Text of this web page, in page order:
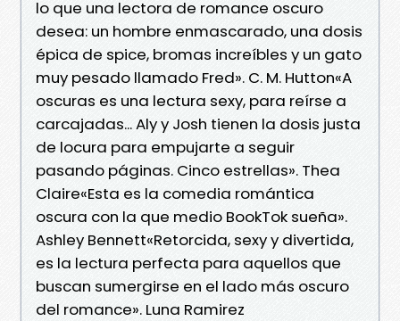
lo que una lectora de romance oscuro
desea: un hombre enmascarado, una dosis
épica de spice, bromas increíbles y un gato
muy pesado llamado Fred». C. M. Hutton«A
oscuras es una lectura sexy, para reírse a
carcajadas... Aly y Josh tienen la dosis justa
de locura para empujarte a seguir
pasando páginas. Cinco estrellas». Thea
Claire«Esta es la comedia romántica
oscura con la que medio BookTok sueña».
Ashley Bennett«Retorcida, sexy y divertida,
es la lectura perfecta para aquellos que
buscan sumergirse en el lado más oscuro
del romance». Luna Ramirez